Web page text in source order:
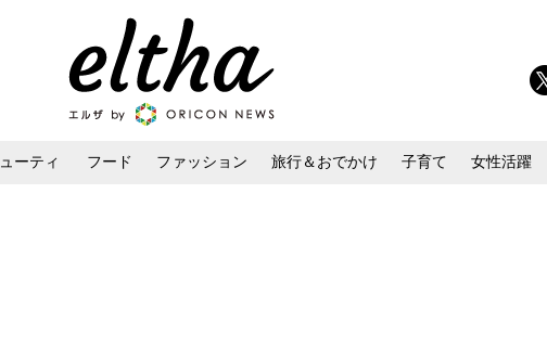
ーティ フード ファッション 旅行＆おでかけ 子育て 女性活躍